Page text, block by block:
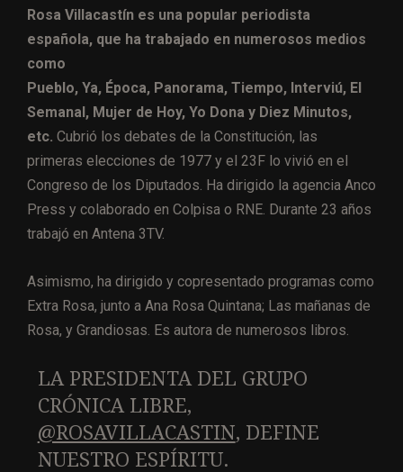
Rosa Villacastín es una popular periodista
española, que ha trabajado en numerosos medios
como
Pueblo, Ya, Época, Panorama, Tiempo, Interviú, El
Semanal, Mujer de Hoy, Yo Dona y Diez Minutos,
etc. Cubrió los debates de la Constitución, las
primeras elecciones de 1977 y el 23F lo vivió en el
Congreso de los Diputados. Ha dirigido la agencia Anco
Press y colaborado en Colpisa o RNE. Durante 23 años
trabajó en Antena 3TV.
Asimismo, ha dirigido y copresentado programas como
Extra Rosa, junto a Ana Rosa Quintana; Las mañanas de
Rosa, y Grandiosas. Es autora de numerosos libros.
LA PRESIDENTA DEL GRUPO
CRÓNICA LIBRE,
@ROSAVILLACASTIN, DEFINE
NUESTRO ESPÍRITU.